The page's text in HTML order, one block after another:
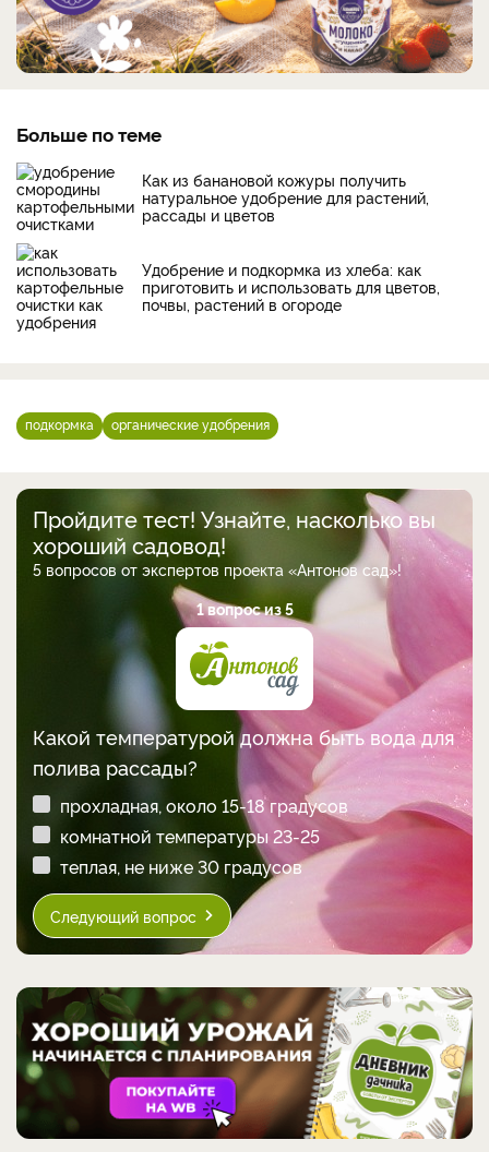
Больше по теме
Как из банановой кожуры получить
натуральное удобрение для растений,
рассады и цветов
Удобрение и подкормка из хлеба: как
приготовить и использовать для цветов,
почвы, растений в огороде
подкормка органические удобрения
Пройдите тест! Узнайте, насколько вы
хороший садовод!
5 вопросов от экспертов проекта «Антонов сад»!
1 вопрос из 5
Какой температурой должна быть вода для
полива рассады?
прохладная, около 15-18 градусов
комнатной температуры 23-25
теплая, не ниже 30 градусов
Следующий вопрос